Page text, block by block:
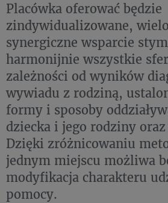
Placówka oferować będzie
zindywidualizowane,
synergiczne wsparcie
harmonijnie wszystkie
zależności od wyników
wywiadu z rodziną,
formy i sposoby
dziecka i jego rodziny
Dzięki zróżnicowaniu
jednym miejscu możliwa
modyfikacja charakteru
pomocy.